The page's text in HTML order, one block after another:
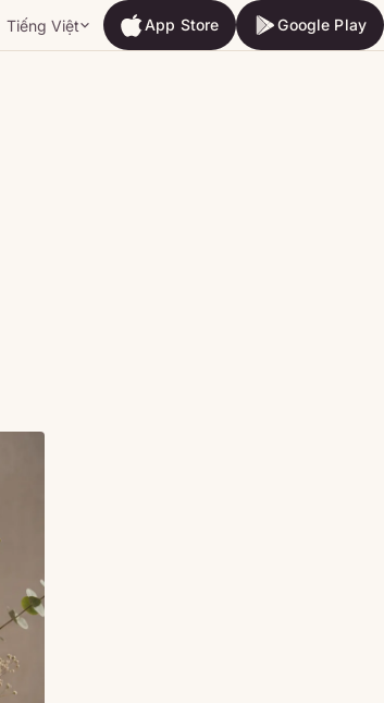
Tiếng Việt App Store
App Store
Google Play
Google Play